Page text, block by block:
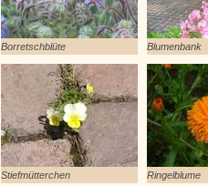
Borretschblüte Blumenbank
Stiefmütterchen Ringelblume